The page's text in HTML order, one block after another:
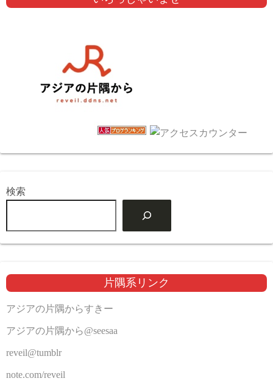
検索
片隅系リンク
アジアの片隅からすきー
アジアの片隅から@seesaa
reveil@tumblr
note.com/reveil